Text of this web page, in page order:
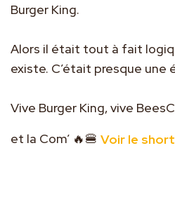
Burger King.
Alors il était tout à fait
existe. C’était presque une
Vive Burger King, vive
et la Com’ 🔥🍔 Voir le